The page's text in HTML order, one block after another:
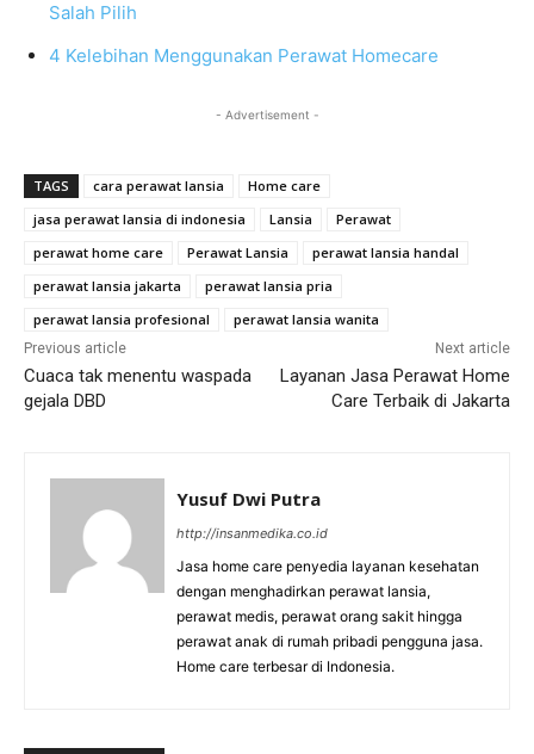
Salah Pilih
4 Kelebihan Menggunakan Perawat Homecare
- Advertisement -
TAGS cara perawat lansia
Home care
jasa perawat lansia di indonesia
Lansia
Perawat
perawat home care
Perawat Lansia
perawat lansia handal
perawat lansia jakarta
perawat lansia pria
perawat lansia profesional
perawat lansia wanita
Previous article
Cuaca tak menentu waspada
gejala DBD
Next article
Layanan Jasa Perawat Home
Care Terbaik di Jakarta
Yusuf Dwi Putra
http://insanmedika.co.id
Jasa home care penyedia layanan kesehatan
dengan menghadirkan perawat lansia,
perawat medis, perawat orang sakit hingga
perawat anak di rumah pribadi pengguna jasa.
Home care terbesar di Indonesia.